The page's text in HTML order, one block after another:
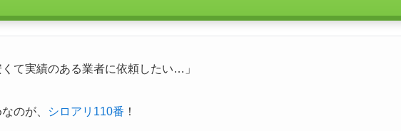
くて実績のある業者に依頼したい…」
のが、 シロアリ110番 ！